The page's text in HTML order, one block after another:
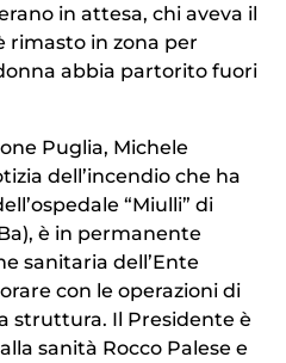
in attesa, chi aveva il
in zona per
abbia partorito fuori
Puglia, Michele
dell’incendio che ha
“Miulli” di
è in permanente
sanitaria dell’Ente
con le operazioni di
struttura. Il Presidente è
sanità Rocco Palese e